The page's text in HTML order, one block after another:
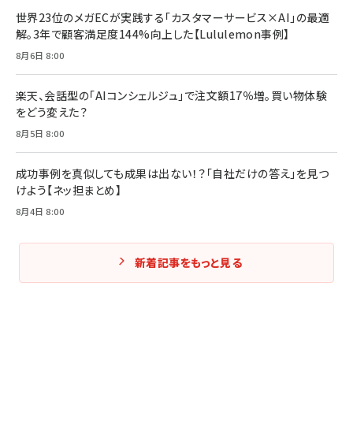
世界23位のメガECが実践する「カスタマーサービス×AI」の最適
解。3年で顧客満足度144%向上した【Lululemon事例】
8月6日 8:00
楽天、会話型の「AIコンシェルジュ」で注文額17％増。買い物体験
をどう変えた？
8月5日 8:00
成功事例を真似しても成果は出ない！？「自社だけの答え」を見つ
けよう【ネッ担まとめ】
8月4日 8:00
新着記事をもっと見る